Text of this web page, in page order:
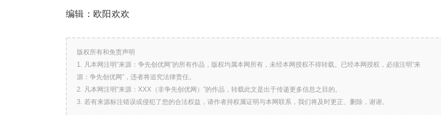
编辑：欧阳欢欢
版权所有和免责声明
1. 凡本网注明“来源：争先创优网”的所有作品，版权均属本网所有，未经本网授权不得转载。已经本网授权，必须注明“来
源：争先创优网”，违者将追究法律责任。
2. 凡本网注明“来源：XXX（非争先创优网）”的作品，转载此文是出于传递更多信息之目的。
3. 若有来源标注错误或侵犯了您的合法权益，请作者持权属证明与本网联系，我们将及时更正、删除，谢谢。